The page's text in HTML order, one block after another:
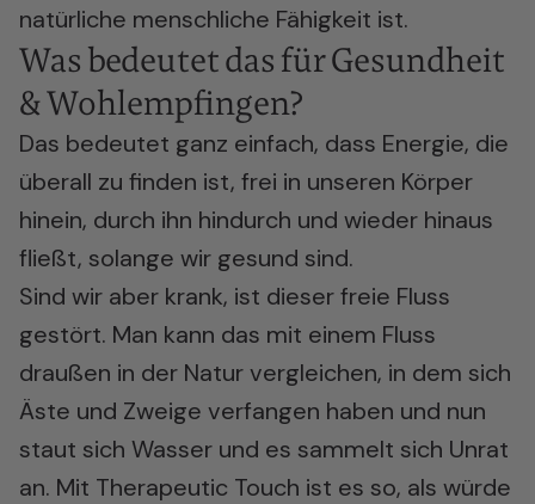
natürliche menschliche Fähigkeit ist.
Was bedeutet das für Gesundheit
& Wohlempfingen?
Das bedeutet ganz einfach, dass Energie, die
überall zu finden ist, frei in unseren Körper
hinein, durch ihn hindurch und wieder hinaus
fließt, solange wir gesund sind.
Sind wir aber krank, ist dieser freie Fluss
gestört. Man kann das mit einem Fluss
draußen in der Natur vergleichen, in dem sich
Äste und Zweige verfangen haben und nun
staut sich Wasser und es sammelt sich Unrat
an. Mit Therapeutic Touch ist es so, als würde